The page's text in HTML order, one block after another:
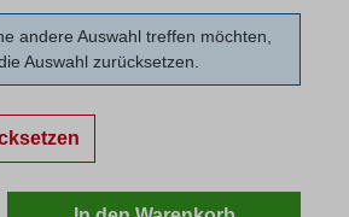
andere Auswahl treffen möchten,
Auswahl zurücksetzen.
Gib den gewünschten